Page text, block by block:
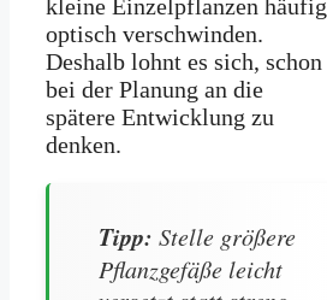
kleine Einzelpflanzen häufig
optisch verschwinden.
Deshalb lohnt es sich, schon
bei der Planung an die
spätere Entwicklung zu
denken.
Tipp: Stelle größere
Pflanzgefäße leicht